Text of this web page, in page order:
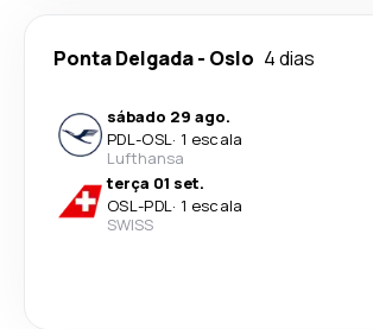
Ponta Delgada- Oslo 4 dias
sábado 29 ago.
PDL-OSL· 1 escala
Lufthansa
terça 01 set.
OSL-PDL· 1 escala
SWISS